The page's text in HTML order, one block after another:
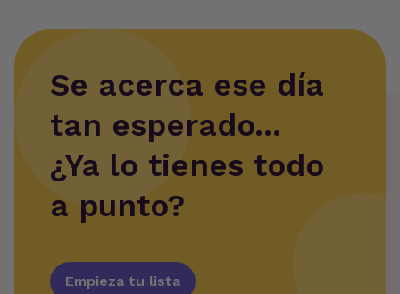
Se acerca ese día
tan esperado...
¿Ya lo tienes todo
a punto?
Empieza tu lista